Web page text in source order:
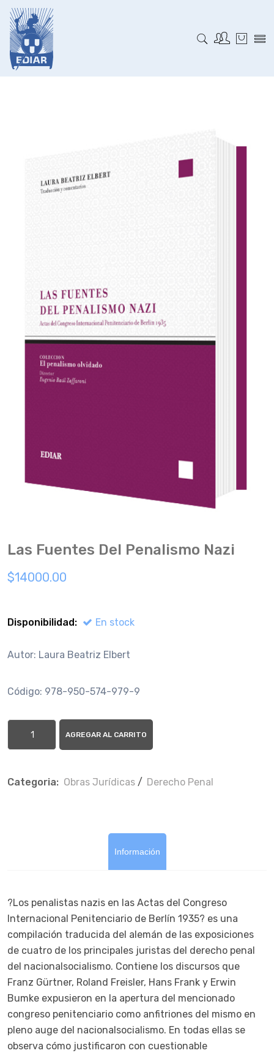
Las Fuentes Del Penalismo Nazi
$14000.00
Disponibilidad: En stock
Autor: Laura Beatriz Elbert
Código: 978-950-574-979-9
AGREGAR AL CARRITO
Categoria: Obras Jurí­dicas / Derecho Penal
Información
?Los penalistas nazis en las Actas del Congreso
Internacional Penitenciario de Berlín 1935? es una
compilación traducida del alemán de las exposiciones
de cuatro de los principales juristas del derecho penal
del nacionalsocialismo. Contiene los discursos que
Franz Gürtner, Roland Freisler, Hans Frank y Erwin
Bumke expusieron en la apertura del mencionado
congreso penitenciario como anfitriones del mismo en
pleno auge del nacionalsocialismo. En todas ellas se
observa cómo justificaron con cuestionable